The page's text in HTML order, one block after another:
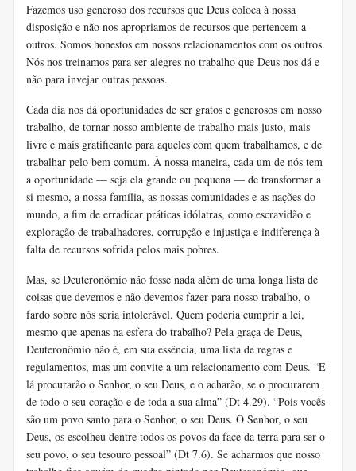
Fazemos uso generoso dos recursos que Deus coloca à nossa
disposição e não nos apropriamos de recursos que pertencem a
outros. Somos honestos em nossos relacionamentos com os outros.
Nós nos treinamos para ser alegres no trabalho que Deus nos dá e
não para invejar outras pessoas.
Cada dia nos dá oportunidades de ser gratos e generosos em nosso
trabalho, de tornar nosso ambiente de trabalho mais justo, mais
livre e mais gratificante para aqueles com quem trabalhamos, e de
trabalhar pelo bem comum. À nossa maneira, cada um de nós tem
a oportunidade — seja ela grande ou pequena — de transformar a
si mesmo, a nossa família, as nossas comunidades e as nações do
mundo, a fim de erradicar práticas idólatras, como escravidão e
exploração de trabalhadores, corrupção e injustiça e indiferença à
falta de recursos sofrida pelos mais pobres.
Mas, se Deuteronômio não fosse nada além de uma longa lista de
coisas que devemos e não devemos fazer para nosso trabalho, o
fardo sobre nós seria intolerável. Quem poderia cumprir a lei,
mesmo que apenas na esfera do trabalho? Pela graça de Deus,
Deuteronômio não é, em sua essência, uma lista de regras e
regulamentos, mas um convite a um relacionamento com Deus. “E
lá procurarão o Senhor, o seu Deus, e o acharão, se o procurarem
de todo o seu coração e de toda a sua alma” (Dt 4.29). “Pois vocês
são um povo santo para o Senhor, o seu Deus. O Senhor, o seu
Deus, os escolheu dentre todos os povos da face da terra para ser o
seu povo, o seu tesouro pessoal” (Dt 7.6). Se acharmos que nosso